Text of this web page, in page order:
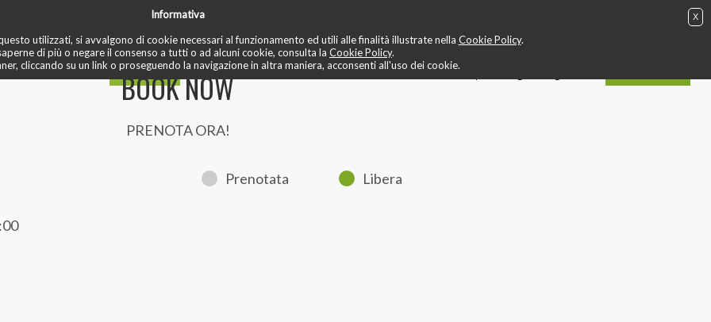
Informativa
utilizzati, si avvalgono di cookie necessari al funzionamento ed utili alle finalità illustrate nella Cookie Policy.
di più o negare il consenso a tutti o ad alcuni cookie, consulta la Cookie Policy.
cliccando su un link o proseguendo la navigazione in altra maniera, acconsenti all'uso dei cookie.
X
BOOK NOW
PRENOTA ORA!
Prenotata Libera